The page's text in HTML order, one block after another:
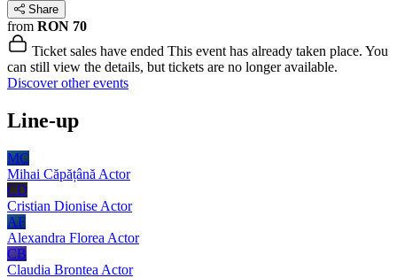
Share
from RON 70
Ticket sales have ended This event has already taken place. You
can still view the details, but tickets are no longer available.
Discover other events
Line-up
MC
Mihai Căpățână Actor
CD
Cristian Dionise Actor
AF
Alexandra Florea Actor
CB
Claudia Brontea Actor